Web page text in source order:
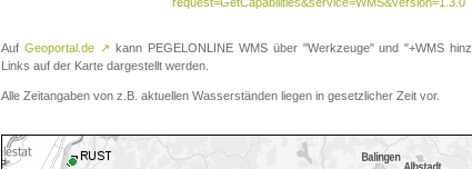
Auf Geoportal.de ↗ kann PEGELONLINE WMS über "Werkzeuge" und "+WMS
Links auf der Karte dargestellt werden.
Alle Zeitangaben von z.B. aktuellen Wasserständen liegen in gesetzlicher Zeit vor.